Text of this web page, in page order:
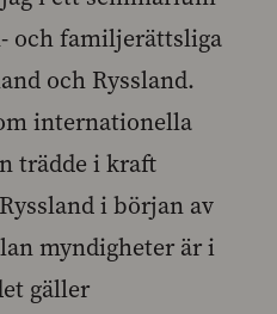
och familjerättsliga
och Ryssland.
internationella
trädde i kraft
i början av
myndigheter är i
gäller